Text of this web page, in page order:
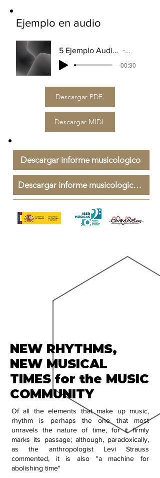
Ejemplo en audio
5 Ejemplo Audio Ritmo SUSTRACTIVO - Ibermusicas
Artist
-00:30
Descargar PDF
Descargar MIDI
Descargar informe musicologico
Descargar informe musicologico de Markus Breuss
Descargar explicaciones teoricas
NEW RHYTHMS,
NEW MUSICAL
TIMES for the MUSIC
COMMUNITY
Of all the elements that make up music,
rhythm is perhaps the one that most
unravels the nature of time, for it firmly
marks its passage; although, paradoxically,
as the anthropologist Levi Strauss
commented, it is also "a machine for
abolishing time"